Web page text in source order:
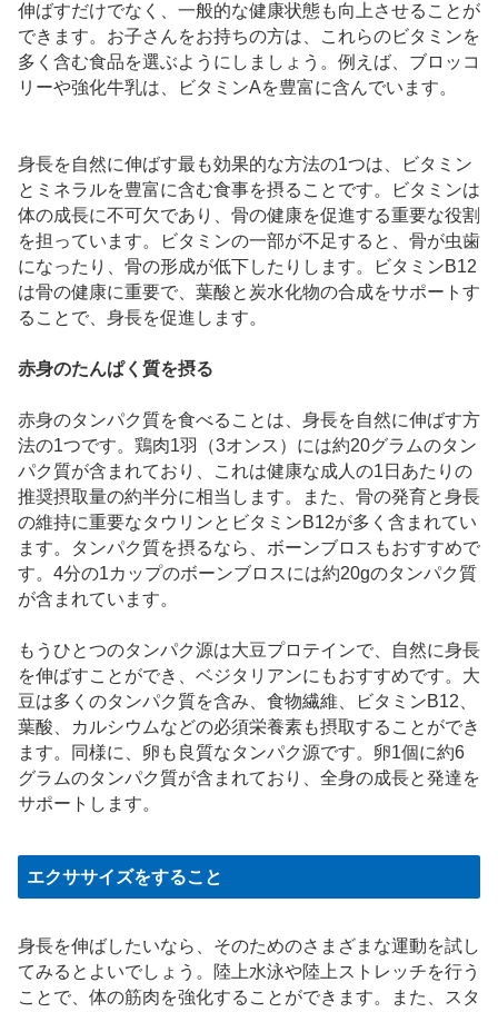
伸ばすだけでなく、一般的な健康状態も向上させることが
できます。お子さんをお持ちの方は、これらのビタミンを
多く含む食品を選ぶようにしましょう。例えば、ブロッコ
リーや強化牛乳は、ビタミンAを豊富に含んでいます。
身長を自然に伸ばす最も効果的な方法の1つは、ビタミン
とミネラルを豊富に含む食事を摂ることです。ビタミンは
体の成長に不可欠であり、骨の健康を促進する重要な役割
を担っています。ビタミンの一部が不足すると、骨が虫歯
になったり、骨の形成が低下したりします。ビタミンB12
は骨の健康に重要で、葉酸と炭水化物の合成をサポートす
ることで、身長を促進します。
赤身のたんぱく質を摂る
赤身のタンパク質を食べることは、身長を自然に伸ばす方
法の1つです。鶏肉1羽（3オンス）には約20グラムのタン
パク質が含まれており、これは健康な成人の1日あたりの
推奨摂取量の約半分に相当します。また、骨の発育と身長
の維持に重要なタウリンとビタミンB12が多く含まれてい
ます。タンパク質を摂るなら、ボーンブロスもおすすめで
す。4分の1カップのボーンブロスには約20gのタンパク質
が含まれています。
もうひとつのタンパク源は大豆プロテインで、自然に身長
を伸ばすことができ、ベジタリアンにもおすすめです。大
豆は多くのタンパク質を含み、食物繊維、ビタミンB12、
葉酸、カルシウムなどの必須栄養素も摂取することができ
ます。同様に、卵も良質なタンパク源です。卵1個に約6
グラムのタンパク質が含まれており、全身の成長と発達を
サポートします。
エクササイズをすること
身長を伸ばしたいなら、そのためのさまざまな運動を試し
てみるとよいでしょう。陸上水泳や陸上ストレッチを行う
ことで、体の筋肉を強化することができます。また、スタ